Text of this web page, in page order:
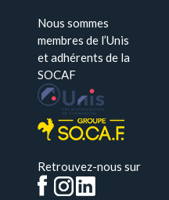
Nous sommes
membres de l’Unis
et adhérents de la
SOCAF
Retrouvez-nous sur